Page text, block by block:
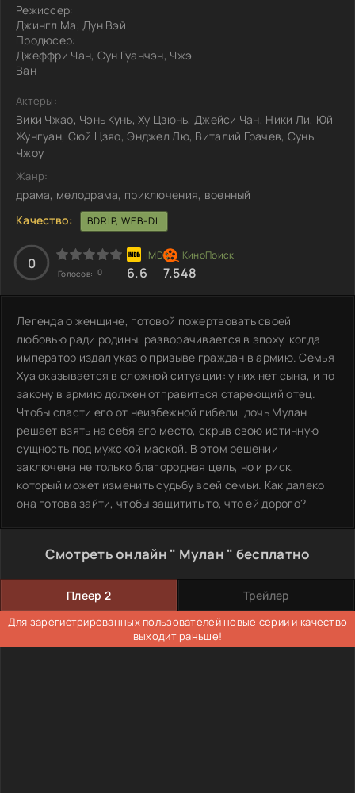
Режиссер:
Джингл Ма, Дун Вэй
Продюсер:
Джеффри Чан, Сун Гуанчэн, Чжэ
Ван
Актеры:
Вики Чжао, Чэнь Кунь, Ху Цзюнь, Джейси Чан, Ники Ли, Юй
Жунгуан, Сюй Цзяо, Энджел Лю, Виталий Грачев, Сунь
Чжоу
Жанр:
драма, мелодрама, приключения, военный
Качество:
BDRIP, WEB-DL
0
Голосов: 0 6.6 7.548
Легенда о женщине, готовой пожертвовать своей
любовью ради родины, разворачивается в эпоху, когда
император издал указ о призыве граждан в армию. Семья
Хуа оказывается в сложной ситуации: у них нет сына, и по
закону в армию должен отправиться стареющий отец.
Чтобы спасти его от неизбежной гибели, дочь Мулан
решает взять на себя его место, скрыв свою истинную
сущность под мужской маской. В этом решении
заключена не только благородная цель, но и риск,
который может изменить судьбу всей семьи. Как далеко
она готова зайти, чтобы защитить то, что ей дорого?
Смотреть онлайн " Мулан " бесплатно
Плеер 2 Трейлер
Для зарегистрированных пользователей новые серии и качество
выходит раньше!